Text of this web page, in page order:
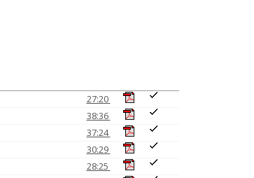
27:20
38:36
37:24
30:29
28:25